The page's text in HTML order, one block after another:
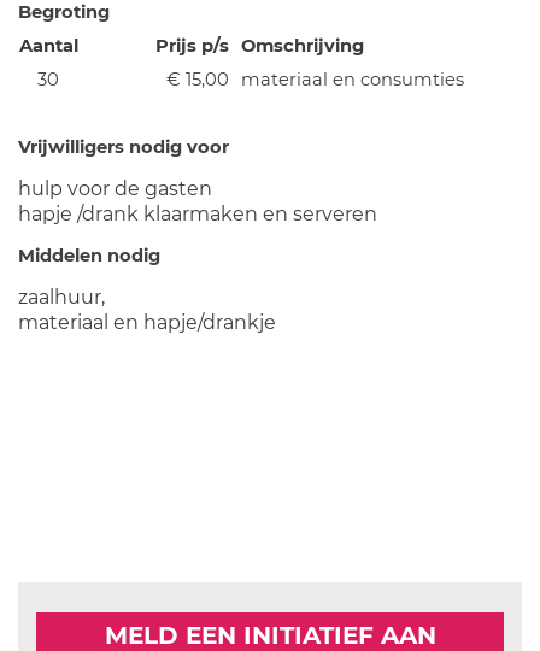
Begroting
Aantal
Prijs p/s Omschrijving
30
€ 15,00 materiaal en consumties
Vrijwilligers nodig voor
hulp voor de gasten
hapje /drank klaarmaken en serveren
Middelen nodig
zaalhuur,
materiaal en hapje/drankje
MELD EEN INITIATIEF AAN